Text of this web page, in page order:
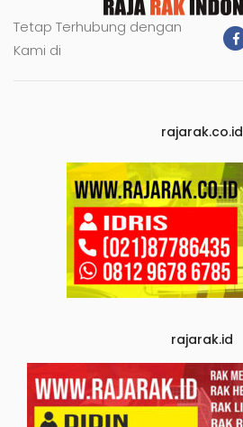
Tetap Terhubung dengan
Kami di
rajarak.co.id
rajarak.id